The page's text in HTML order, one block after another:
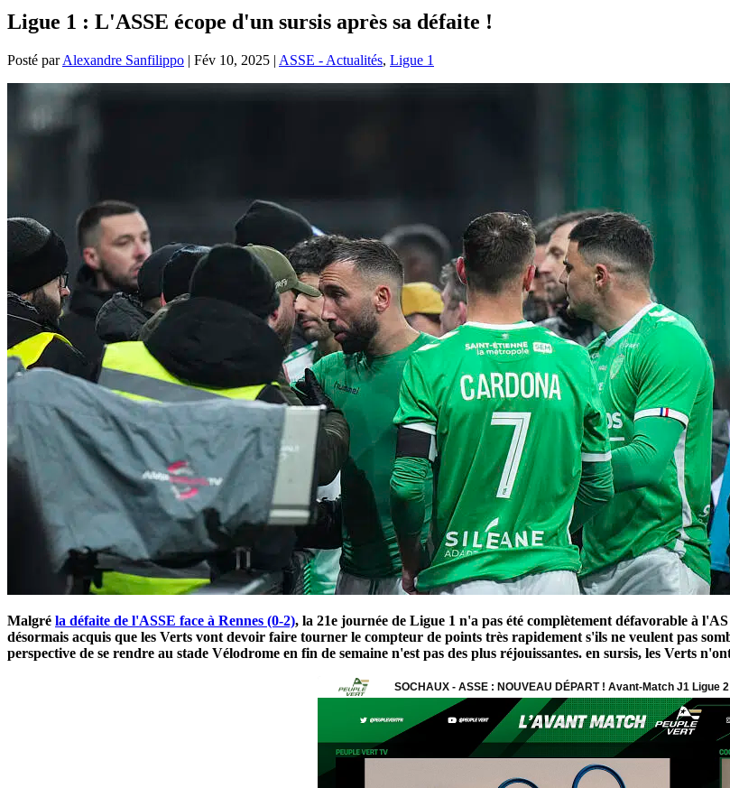
Ligue 1 : L'ASSE écope d'un sursis après sa défaite !
Posté parAlexandre Sanfilippo | Fév 10, 2025 | ASSE - Actualités, Ligue 1
Malgré la défaite de l'ASSE face à Rennes (0-2), la 21e journée de Ligue 1 n'a pas été complètement défavorable à
désormais acquis que les Verts vont devoir faire tourner le compteur de points très rapidement s'ils ne veulent pas
perspective de se rendre au stade Vélodrome en fin de semaine n'est pas des plus réjouissantes. en sursis, les Verts